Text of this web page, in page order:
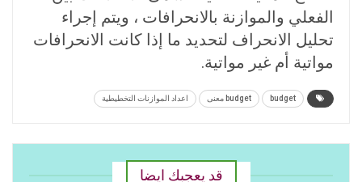
الفعلي والموازنة بالانحرافات ، ويتم إجراء
تحليل الانحراف لتحديد ما إذا كانت الانحرافات
مواتية أم غير مواتية.
budget budget معنى اعداد الموازنات التخطيطية
قد يعجبك ايضا